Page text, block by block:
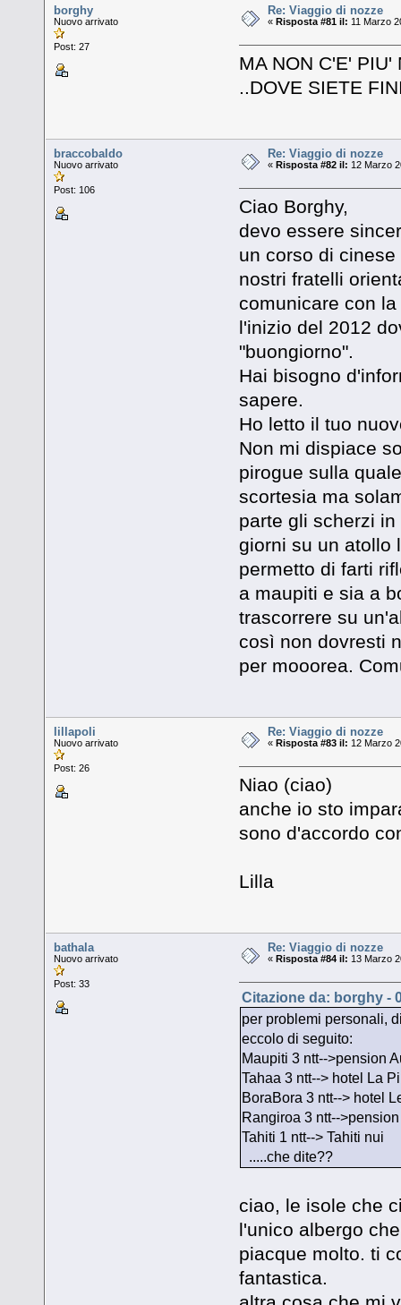
borghy
Nuovo arrivato
Post: 27
Re: Viaggio di nozze
«Risposta #81 il: 11 Marzo
MA NON C'E' PIU'
..DOVE SIETE
braccobaldo
Nuovo arrivato
Post: 106
Re: Viaggio di nozze
«Risposta #82 il: 12 Marzo
Ciao Borghy,
devo essere
un corso di
nostri fratelli
comunicare con
l'inizio del 2012
"buongiorno".
Hai bisogno
sapere.
Ho letto il tuo
Non mi dispiace
pirogue sulla
scortesia ma
parte gli scherzi
giorni su un atollo
permetto di farti
a maupiti e sia a
trascorrere su
così non dovresti
per mooorea.
lillapoli
Nuovo arrivato
Post: 26
Re: Viaggio di nozze
«Risposta #83 il: 12 Marzo
Niao (ciao)
anche io sto
sono d'accordo
Lilla
bathala
Nuovo arrivato
Post: 33
Re: Viaggio di nozze
«Risposta #84 il: 13 Marzo
Citazione da: borghy -
per problemi personali,
eccolo di seguito:
Maupiti 3 ntt-->pension
Tahaa 3 ntt--> hotel La
BoraBora 3 ntt--> hotel
Rangiroa 3 ntt--
Tahiti 1 ntt--> Tahiti nui
.....che dite??
ciao, le isole che
l'unico albergo
piacque molto. ti
fantastica.